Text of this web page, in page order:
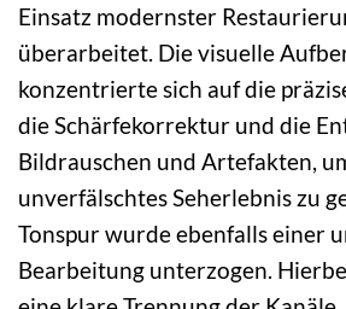
Einsatz modernster
überarbeitet. Die visuelle
konzentrierte sich auf die
die Schärfekorrektur und die
Bildrauschen und Artefakten,
unverfälschtes Seherlebnis zu
Tonspur wurde ebenfalls einer
Bearbeitung unterzogen.